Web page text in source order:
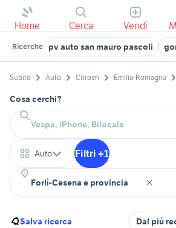
Home Cerca Vendi
Ricerche pv auto san mauro pascoli
Subito Auto Citroen Emilia-Romagna
Cosa cerchi?
Auto Filtri +1
Salva ricerca Dal più